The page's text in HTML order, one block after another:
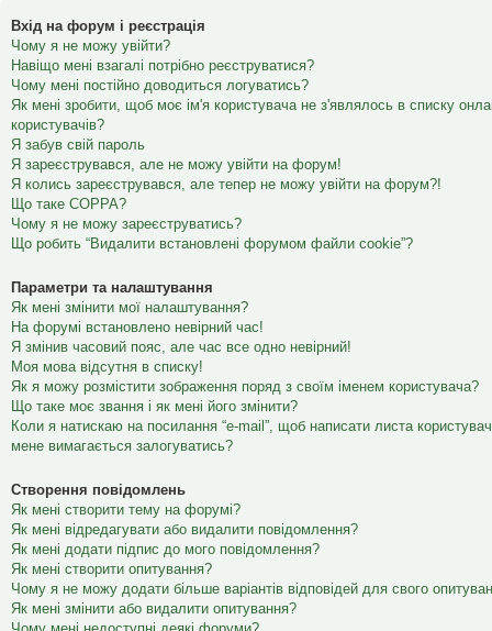
Вхід на форум і реєстрація
Чому я не можу увійти?
Навіщо мені взагалі потрібно реєструватися?
Чому мені постійно доводиться логуватись?
Як мені зробити, щоб моє ім'я користувача не з'являлось в списку
користувачів?
Я забув свій пароль
Я зареєструвався, але не можу увійти на форум!
Я колись зареєструвався, але тепер не можу увійти на форум?!
Що таке COPPA?
Чому я не можу зареєструватись?
Що робить “Видалити встановлені форумом файли cookie”?
Параметри та налаштування
Як мені змінити мої налаштування?
На форумі встановлено невірний час!
Я змінив часовий пояс, але час все одно невірний!
Моя мова відсутня в списку!
Як я можу розмістити зображення поряд з своїм іменем користувача?
Що таке моє звання і як мені його змінити?
Коли я натискаю на посилання “e-mail”, щоб написати листа
мене вимагається залогуватись?
Створення повідомлень
Як мені створити тему на форумі?
Як мені відредагувати або видалити повідомлення?
Як мені додати підпис до мого повідомлення?
Як мені створити опитування?
Чому я не можу додати більше варіантів відповідей для свого
Як мені змінити або видалити опитування?